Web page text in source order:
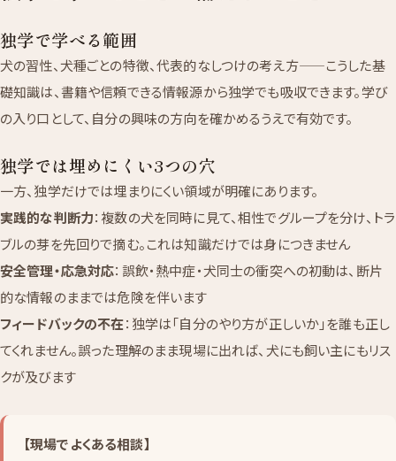
独学で学べる範囲
犬の習性、犬種ごとの特徴、代表的なしつけの考え方——こうした基
礎知識は、書籍や信頼できる情報源から独学でも吸収できます。学び
の入り口として、自分の興味の方向を確かめるうえで有効です。
独学では埋めにくい3つの穴
一方、独学だけでは埋まりにくい領域が明確にあります。
実践的な判断力：複数の犬を同時に見て、相性でグループを分け、トラ
ブルの芽を先回りで摘む。これは知識だけでは身につきません
安全管理・応急対応：誤飲・熱中症・犬同士の衝突への初動は、断片
的な情報のままでは危険を伴います
フィードバックの不在：独学は「自分のやり方が正しいか」を誰も正し
てくれません。誤った理解のまま現場に出れば、犬にも飼い主にもリス
クが及びます
【現場でよくある相談】